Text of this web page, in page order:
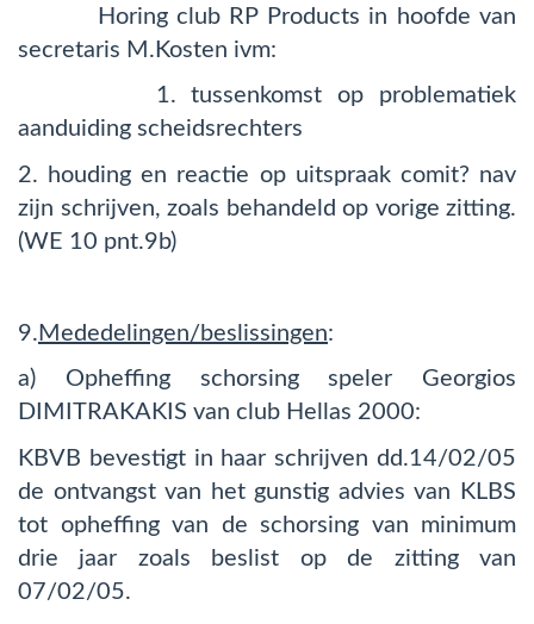
Horing club RP Products in hoofde van
secretaris M.Kosten ivm:
1. tussenkomst op problematiek
aanduiding scheidsrechters
2. houding en reactie op uitspraak comit? nav
zijn schrijven, zoals behandeld op vorige zitting.
(WE 10 pnt.9b)
9. Mededelingen/beslissingen:
a) Opheffing schorsing speler Georgios
DIMITRAKAKIS van club Hellas 2000:
KBVB bevestigt in haar schrijven dd.14/02/05
de ontvangst van het gunstig advies van KLBS
tot opheffing van de schorsing van minimum
drie jaar zoals beslist op de zitting van
07/02/05.